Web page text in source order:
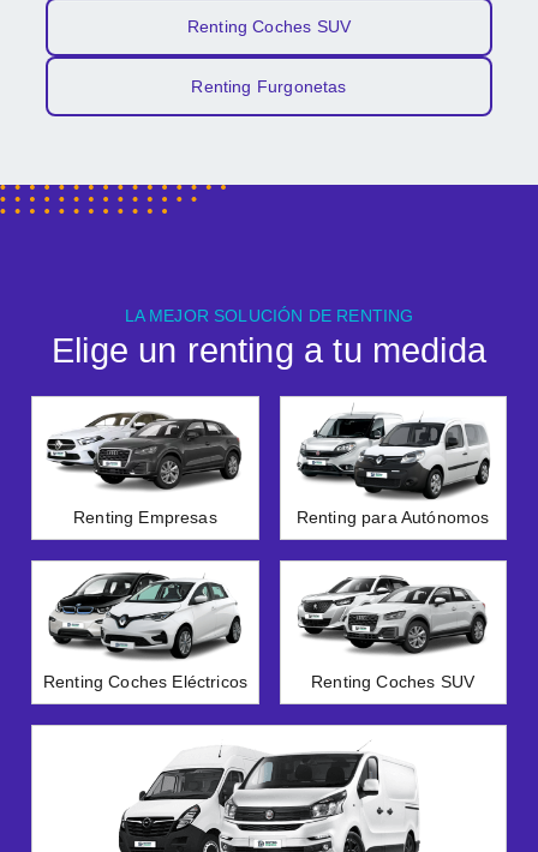
Renting Coches SUV
Renting Furgonetas
LA MEJOR SOLUCIÓN DE RENTING
Elige un renting a tu medida
Renting Empresas Renting para Autónomos
Renting Coches Eléctricos Renting Coches SUV